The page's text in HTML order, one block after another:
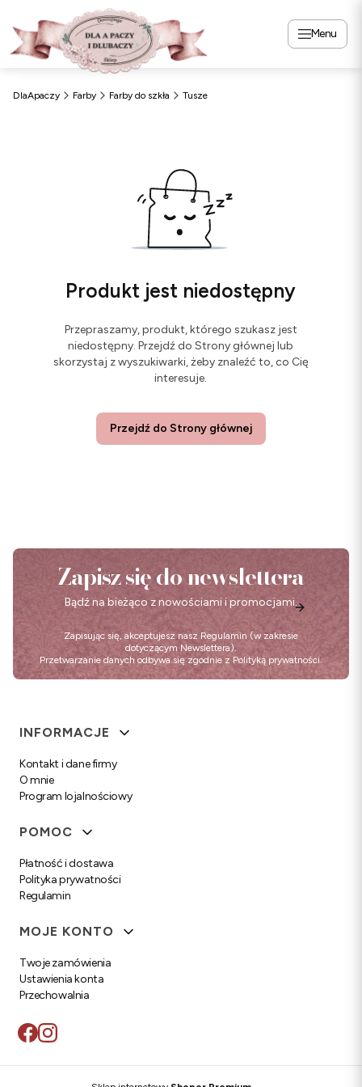
Menu
DlaApaczy Farby Farby do szkła Tusze
Produkt jest niedostępny
Przepraszamy, produkt, którego szukasz jest
niedostępny. Przejdź do Strony głównej lub
skorzystaj z wyszukiwarki, żeby znaleźć to, co Cię
interesuje.
Przejdź do Strony głównej
Zapisz się do newslettera
Bądź na bieżąco z nowościami i promocjami.
Zapisując się, akceptujesz nasz Regulamin (w zakresie
dotyczącym Newslettera).
Przetwarzanie danych odbywa się zgodnie z Polityką prywatności.
Linki w stopce
INFORMACJE
Kontakt i dane firmy
O mnie
Program lojalnościowy
POMOC
Płatność i dostawa
Polityka prywatności
Regulamin
MOJE KONTO
Twoje zamówienia
Ustawienia konta
Przechowalnia